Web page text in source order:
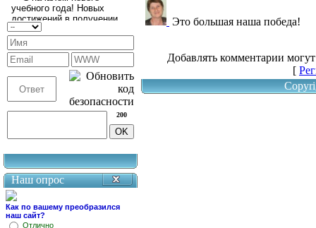
200
Наш опрос
Как по вашему преобразился
наш сайт?
Отлично
Это большая наша победа!
Добавлять комментарии
[